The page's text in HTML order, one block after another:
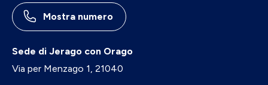
Mostra numero
Sede di Jerago con Orago
Via per Menzago 1, 21040